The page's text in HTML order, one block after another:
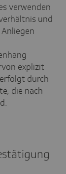
verwenden
und
explizit
durch
die nach